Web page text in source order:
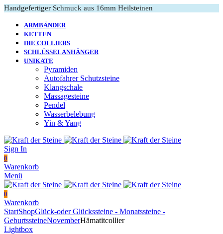
Handgefertiger Schmuck aus 16mm Heilsteinen
ARMBÄNDER
KETTEN
DIE COLLIERS
SCHLÜSSELANHÄNGER
UNIKATE
Pyramiden
Autofahrer Schutzsteine
Klangschale
Massagesteine
Pendel
Wasserbelebung
Yin & Yang
Sign In
0
Warenkorb
Menü
0
Warenkorb
StartShopGlück-oder Glückssteine - Monatssteine -
GeburtssteineNovemberHämatitcollier
Lightbox